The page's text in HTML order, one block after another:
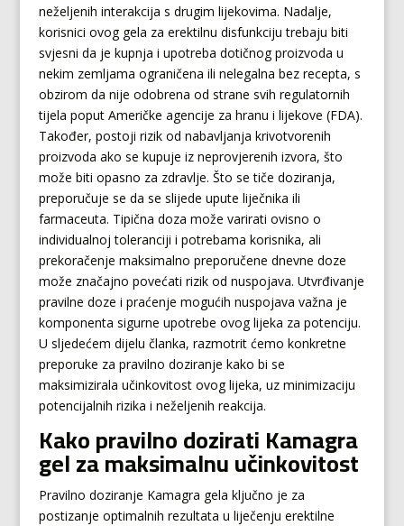
neželjenih interakcija s drugim lijekovima. Nadalje,
korisnici ovog gela za erektilnu disfunkciju trebaju biti
svjesni da je kupnja i upotreba dotičnog proizvoda u
nekim zemljama ograničena ili nelegalna bez recepta, s
obzirom da nije odobrena od strane svih regulatornih
tijela poput Američke agencije za hranu i lijekove (FDA).
Također, postoji rizik od nabavljanja krivotvorenih
proizvoda ako se kupuje iz neprovjerenih izvora, što
može biti opasno za zdravlje. Što se tiče doziranja,
preporučuje se da se slijede upute liječnika ili
farmaceuta. Tipična doza može varirati ovisno o
individualnoj toleranciji i potrebama korisnika, ali
prekoračenje maksimalno preporučene dnevne doze
može značajno povećati rizik od nuspojava. Utvrđivanje
pravilne doze i praćenje mogućih nuspojava važna je
komponenta sigurne upotrebe ovog lijeka za potenciju.
U sljedećem dijelu članka, razmotrit ćemo konkretne
preporuke za pravilno doziranje kako bi se
maksimizirala učinkovitost ovog lijeka, uz minimizaciju
potencijalnih rizika i neželjenih reakcija.
Kako pravilno dozirati Kamagra
gel za maksimalnu učinkovitost
Pravilno doziranje Kamagra gela ključno je za
postizanje optimalnih rezultata u liječenju erektilne